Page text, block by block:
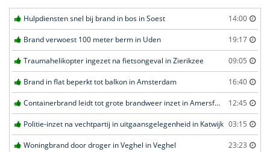
Hulpdiensten snel bij brand in bos in Soest 14:00
Brand verwoest 100 meter berm in Uden 19:17
Traumahelikopter ingezet na fietsongeval in Zierikzee 09:05
Brand in flat beperkt tot balkon in Amsterdam 16:40
Containerbrand leidt tot grote brandweer inzet in Amersfoort 12:45
Politie-inzet na vechtpartij in uitgaansgelegenheid in Katwijk 03:15
Woningbrand door droger in Veghel in Veghel 23:23